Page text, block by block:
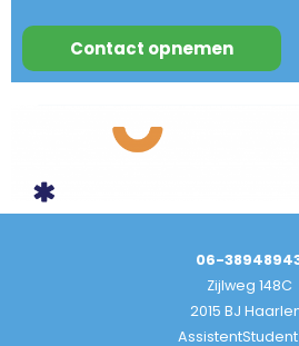
Contact opnemen
06-
Zijlweg 148C
2015 BJ
AssistentStudent